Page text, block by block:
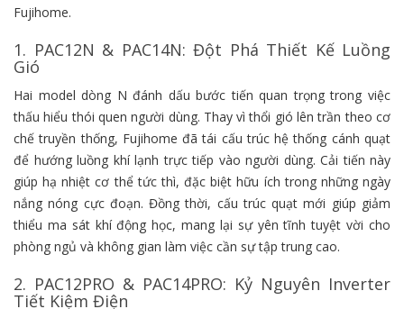
Fujihome.
1. PAC12N & PAC14N: Đột Phá Thiết Kế Luồng
Gió
Hai model dòng N đánh dấu bước tiến quan trọng trong việc
thấu hiểu thói quen người dùng. Thay vì thổi gió lên trần theo cơ
chế truyền thống, Fujihome đã tái cấu trúc hệ thống cánh quạt
để hướng luồng khí lạnh trực tiếp vào người dùng. Cải tiến này
giúp hạ nhiệt cơ thể tức thì, đặc biệt hữu ích trong những ngày
nắng nóng cực đoạn. Đồng thời, cấu trúc quạt mới giúp giảm
thiểu ma sát khí động học, mang lại sự yên tĩnh tuyệt vời cho
phòng ngủ và không gian làm việc cần sự tập trung cao.
2. PAC12PRO & PAC14PRO: Kỷ Nguyên Inverter
Tiết Kiệm Điện